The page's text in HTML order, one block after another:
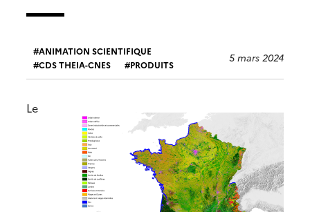
ANIMATION SCIENTIFIQUE
CDS THEIA-CNES
PRODUITS 5 mars 2024
Le